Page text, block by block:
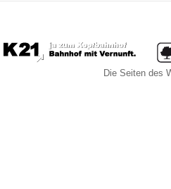
Die Seiten des